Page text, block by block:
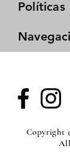
Políticas
Copyright